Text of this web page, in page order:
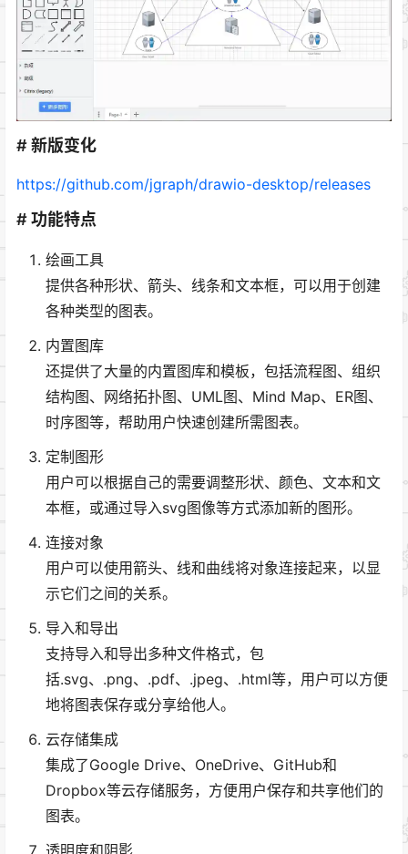
# 新版变化
https://github.com/jgraph/drawio-desktop/releases
# 功能特点
绘画工具
提供各种形状、箭头、线条和文本框，可以用于创建
各种类型的图表。
内置图库
还提供了大量的内置图库和模板，包括流程图、组织
结构图、网络拓扑图、UML图、Mind Map、ER图、
时序图等，帮助用户快速创建所需图表。
定制图形
用户可以根据自己的需要调整形状、颜色、文本和文
本框，或通过导入svg图像等方式添加新的图形。
连接对象
用户可以使用箭头、线和曲线将对象连接起来，以显
示它们之间的关系。
导入和导出
支持导入和导出多种文件格式，包
括.svg、.png、.pdf、.jpeg、.html等，用户可以方便
地将图表保存或分享给他人。
云存储集成
集成了Google Drive、OneDrive、GitHub和
Dropbox等云存储服务，方便用户保存和共享他们的
图表。
透明度和阴影